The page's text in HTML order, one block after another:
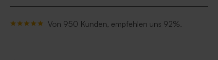
Von 950 Kunden, empfehlen uns 92%.